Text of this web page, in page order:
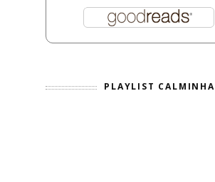
PLAYLIST CALMINHA